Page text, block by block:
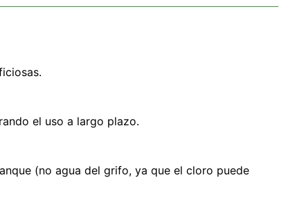
el uso a largo plazo.
(no agua del grifo, ya que el cloro puede